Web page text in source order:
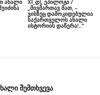
ახალი
XI_დ), ეპილოგი /
„მივმართავ მათ, –
ვისზეც დამოკიდებულია
საქართველოს ახალი
ისტორიის დაწერა!..“
შემთხვევა